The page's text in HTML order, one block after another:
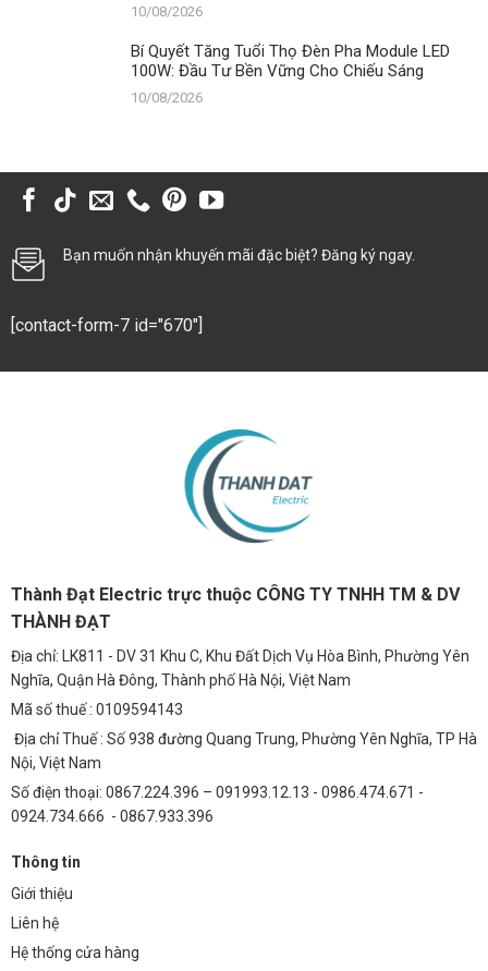
10/08/2026
Bí Quyết Tăng Tuổi Thọ Đèn Pha Module LED
100W: Đầu Tư Bền Vững Cho Chiếu Sáng
10/08/2026
Bạn muốn nhận khuyến mãi đặc biệt? Đăng ký ngay.
[contact-form-7 id="670"]
Thành Đạt Electric trực thuộc CÔNG TY TNHH TM & DV
THÀNH ĐẠT
Địa chỉ: LK811 - DV 31 Khu C, Khu Đất Dịch Vụ Hòa Bình, Phường Yên
Nghĩa, Quận Hà Đông, Thành phố Hà Nội, Việt Nam
Mã số thuế : 0109594143
Địa chỉ Thuế : Số 938 đường Quang Trung, Phường Yên Nghĩa, TP Hà
Nội, Việt Nam
Số điện thoại: 0867.224.396 – 091993.12.13 - 0986.474.671 -
0924.734.666 - 0867.933.396
Thông tin
Giới thiệu
Liên hệ
Hệ thống cửa hàng